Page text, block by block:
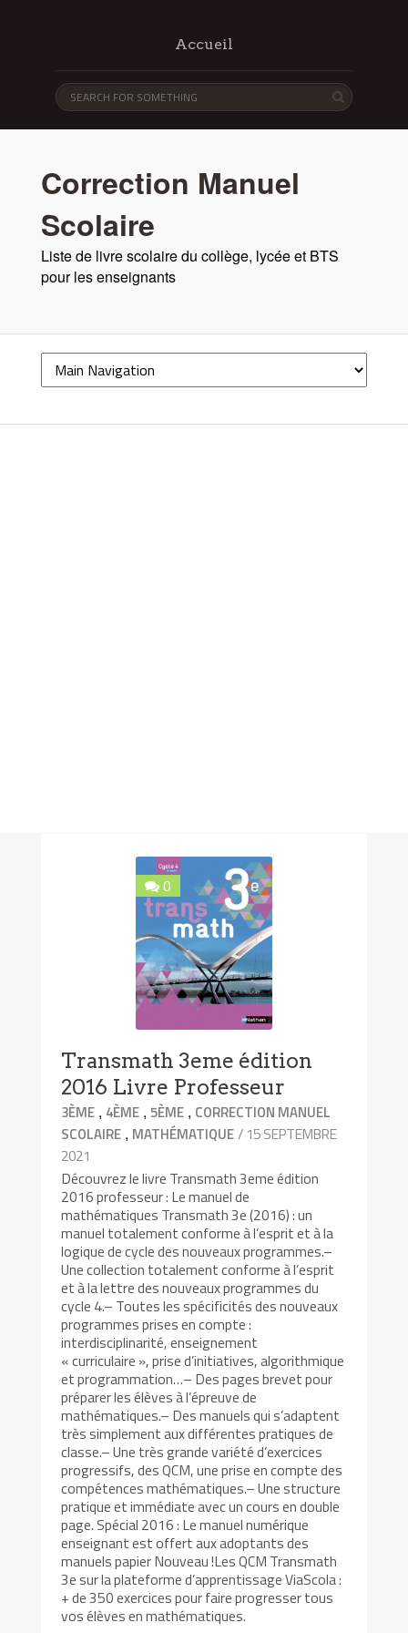
Accueil
Correction Manuel
Scolaire
Liste de livre scolaire du collège, lycée et BTS
pour les enseignants
0
Transmath 3eme édition
2016 Livre Professeur
3ÈME , 4ÈME ,5ÈME , CORRECTION MANUEL
SCOLAIRE , MATHÉMATIQUE/ 15 SEPTEMBRE
2021
Découvrez le livre Transmath 3eme édition
2016 professeur : Le manuel de
mathématiques Transmath 3e (2016) : un
manuel totalement conforme à l’esprit et à la
logique de cycle des nouveaux programmes.–
Une collection totalement conforme à l’esprit
et à la lettre des nouveaux programmes du
cycle 4.– Toutes les spécificités des nouveaux
programmes prises en compte :
interdisciplinarité, enseignement
« curriculaire », prise d’initiatives, algorithmique
et programmation…– Des pages brevet pour
préparer les élèves à l’épreuve de
mathématiques.– Des manuels qui s’adaptent
très simplement aux différentes pratiques de
classe.– Une très grande variété d’exercices
progressifs, des QCM, une prise en compte des
compétences mathématiques.– Une structure
pratique et immédiate avec un cours en double
page. Spécial 2016 : Le manuel numérique
enseignant est offert aux adoptants des
manuels papier Nouveau !Les QCM Transmath
3e sur la plateforme d’apprentissage ViaScola :
+ de 350 exercices pour faire progresser tous
vos élèves en mathématiques.